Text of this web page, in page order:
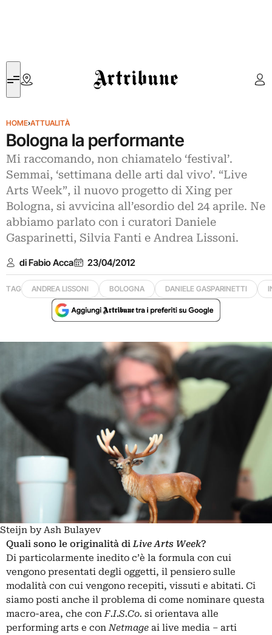
Artribune
HOME›ATTUALITÀ
Bologna la performante
Mi raccomando, non chiamatelo ‘festival’.
Semmai, ‘settimana delle arti dal vivo’. “Live
Arts Week”, il nuovo progetto di Xing per
Bologna, si avvicina all’esordio del 24 aprile. Ne
abbiamo parlato con i curatori Daniele
Gasparinetti, Silvia Fanti e Andrea Lissoni.
di Fabio Acca 23/04/2012
TAG ANDREA LISSONI BOLOGNA DANIELE GASPARINETTI
Steijn by Ash Bulayev
Quali sono le originalità diLive Arts Week?
Di particolarmente inedito c’è la formula con cui
vengono presentati degli oggetti, il pensiero sulle
modalità con cui vengono recepiti, vissuti e abitati. Ci
siamo posti anche il problema di come nominare questa
macro-area, che conF.I.S.Co. si orientava alle
performing arts e conNetmage ai live media – arti